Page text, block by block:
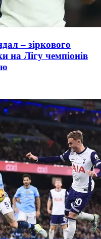
– зіркового
на Лігу чемпіонів